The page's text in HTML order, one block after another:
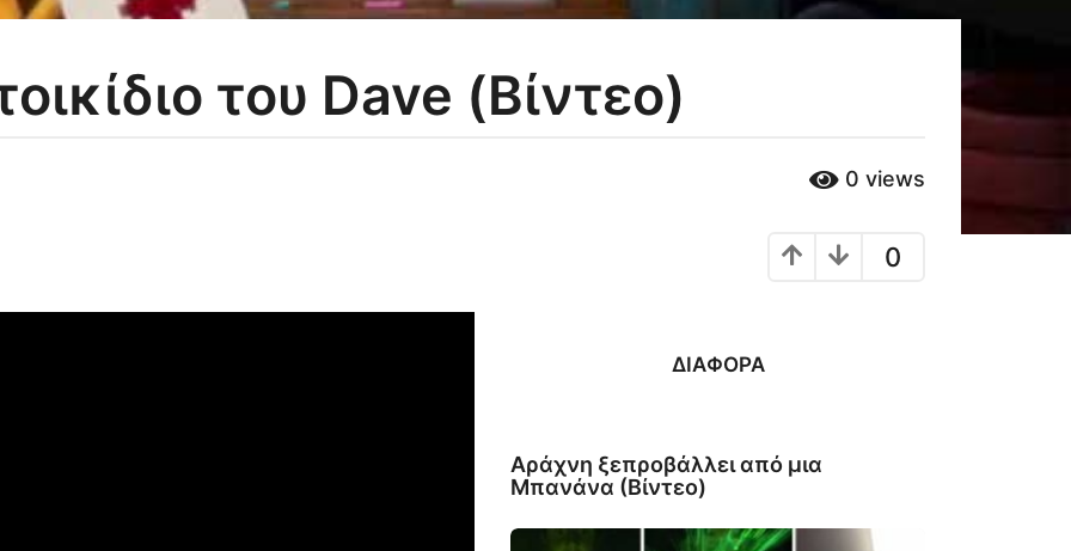
του Dave (Βίντεο)
0 views
0
ΔΙΆΦΟΡΑ
Αράχνη ξεπροβάλλει από μια
Μπανάνα (Βίντεο)